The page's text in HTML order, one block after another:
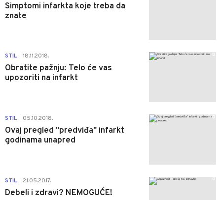
Simptomi infarkta koje treba da
znate
STIL 18.11.2018.
Obratite pažnju: Telo će vas
upozoriti na infarkt
0
STIL 05.10.2018.
Ovaj pregled "predviđa" infarkt
godinama unapred
0
STIL 21.05.2017.
Debeli i zdravi? NEMOGUĆE!
0